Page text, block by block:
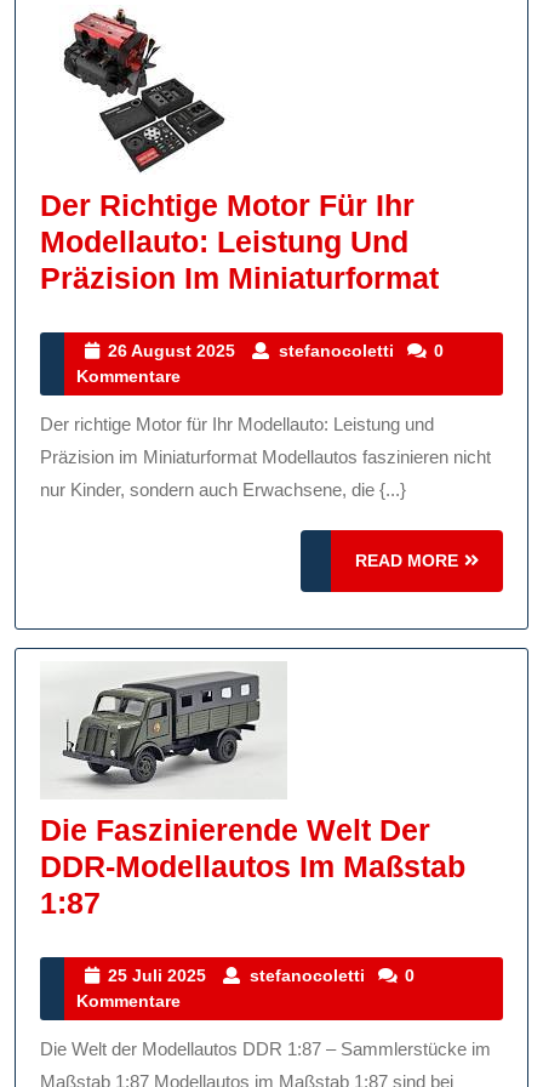
Der Richtige Motor Für Ihr
Modellauto: Leistung Und
Präzision Im MiniaturformatDer
Motor
Und
26 August 2025
26
2025
stefanocoletti stefanocoletti
0
Kommentare
Der richtige Motor für Ihr Modellauto: Leistung und
Präzision im Miniaturformat Modellautos faszinieren nicht
nur Kinder, sondern auch Erwachsene, die {...}
READ MORE
READ
MORE
Die Faszinierende Welt Der
DDR-Modellautos Im Maßstab
1:87
Welt
Der
DDR-
25 Juli 2025
25
2025
stefanocoletti stefanocoletti
0
Kommentare
Die Welt der Modellautos DDR 1:87 – Sammlerstücke im
Maßstab 1:87 Modellautos im Maßstab 1:87 sind bei